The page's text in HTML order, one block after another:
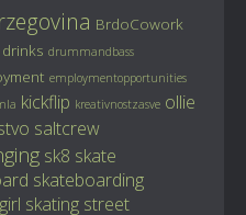
BrdoCowork
drinks drummandbass
employmentopportunities
kickflip kreativnostzasve ollie
saltcrew
sk8 skate
skateboarding
skating street